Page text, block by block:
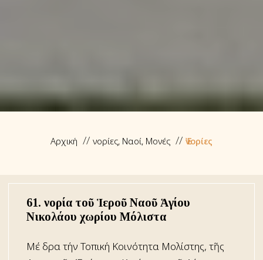
Αρχική Ἐνορίες, Ναοί, Μονές Ἐνορίες
61. Ἐνορία τοῦ Ἱεροῦ Ναοῦ Ἁγίου
Νικολάου χωρίου Μόλιστα
Μέ ἕδρα τήν Τοπική Κοινότητα Μολίστης, τῆς